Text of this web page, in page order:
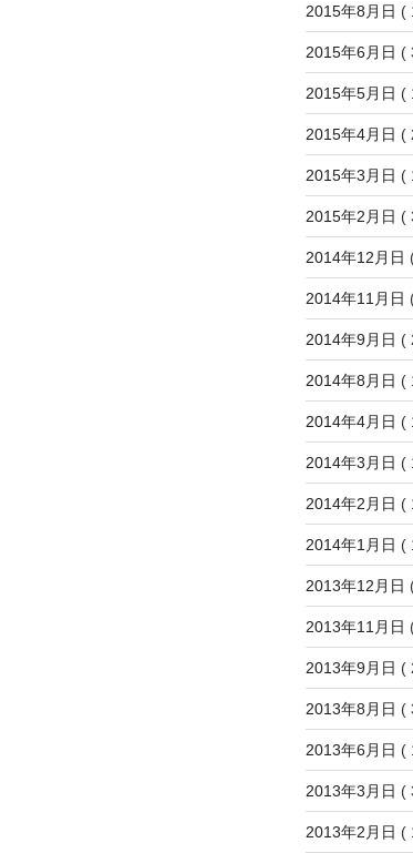
2015年8月日 (
2015年6月日 (
2015年5月日 (
2015年4月日 (
2015年3月日 (
2015年2月日 (
2014年12月日
2014年11月日
2014年9月日 (
2014年8月日 (
2014年4月日 (
2014年3月日 (
2014年2月日 (
2014年1月日 (
2013年12月日
2013年11月日
2013年9月日 (
2013年8月日 (
2013年6月日 (
2013年3月日 (
2013年2月日 (